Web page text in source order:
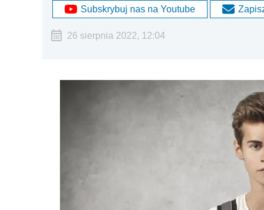
Subskrybuj nas na Youtube
26 sierpnia 2022, 12:04